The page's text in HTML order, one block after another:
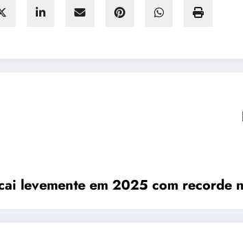
levemente em 2025 com recorde